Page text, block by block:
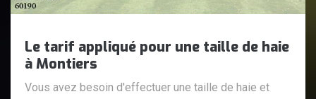
Le tarif appliqué pour une taille de haie
à Montiers
Vous avez besoin d'effectuer une taille de haie et